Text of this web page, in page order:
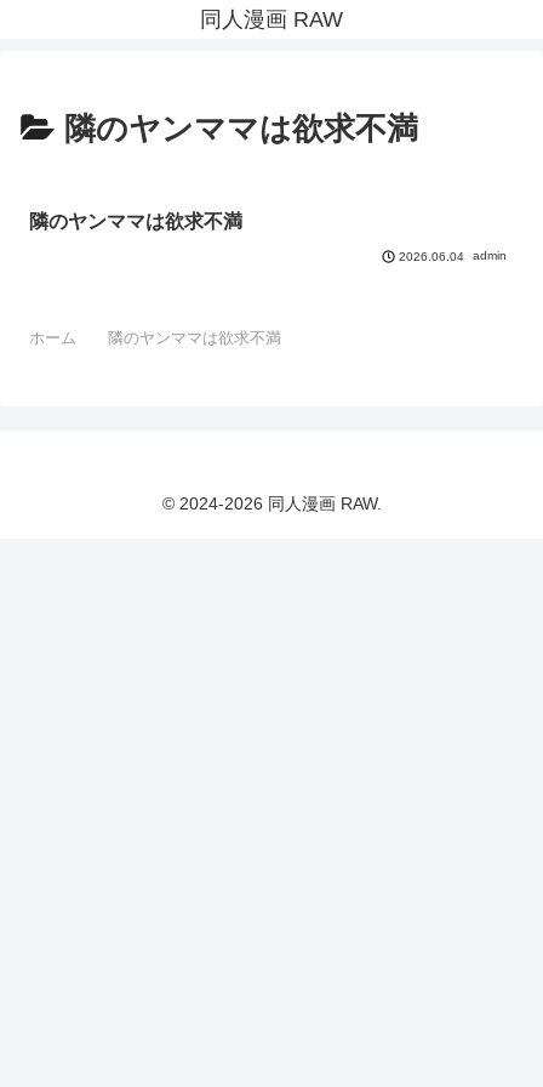
同人漫画 RAW
隣のヤンママは欲求不満
隣のヤンママは欲求不満
2026.06.04 admin
ホーム 隣のヤンママは欲求不満
© 2024-2026 同人漫画 RAW.